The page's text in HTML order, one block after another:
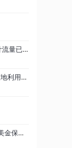
#watchtok 标签在TikTok累计流量已经突破10亿次
TikTok AI 指南: 如何最大限度地利用AI进行内容创作
美区pop重大更新入驻需500美金保证金